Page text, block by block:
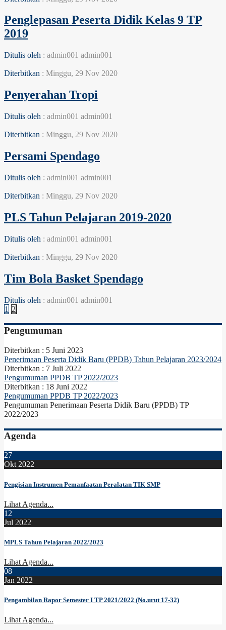
Penglepasan Peserta Didik Kelas 9 TP
2019
Ditulis oleh : admin001 admin001
Diterbitkan : Minggu, 29 Nov 2020
Penyerahan Tropi
Ditulis oleh : admin001 admin001
Diterbitkan : Minggu, 29 Nov 2020
Persami Spendago
Ditulis oleh : admin001 admin001
Diterbitkan : Minggu, 29 Nov 2020
PLS Tahun Pelajaran 2019-2020
Ditulis oleh : admin001 admin001
Diterbitkan : Minggu, 29 Nov 2020
Tim Bola Basket Spendago
Ditulis oleh : admin001 admin001
1 2
Pengumuman
Diterbitkan : 5 Juni 2023
Penerimaan Peserta Didik Baru (PPDB) Tahun Pelajaran 2023/2024
Diterbitkan : 7 Juli 2022
Pengumuman PPDB TP 2022/2023
Diterbitkan : 18 Juni 2022
Pengumuman PPDB TP 2022/2023
Pengumuman Penerimaan Peserta Didik Baru (PPDB) TP
2022/2023
Agenda
27
Okt 2022
Pengisian Instrumen Pemanfaatan Peralatan TIK SMP
Lihat Agenda...
12
Jul 2022
MPLS Tahun Pelajaran 2022/2023
Lihat Agenda...
08
Jan 2022
Pengambilan Rapor Semester I TP 2021/2022 (No.urut 17-32)
Lihat Agenda...